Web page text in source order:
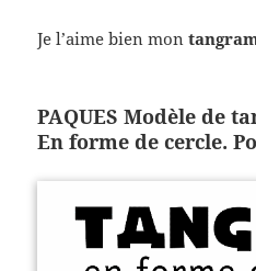
Je l’aime bien mon
PAQUES Modèle de
En forme de cercle.